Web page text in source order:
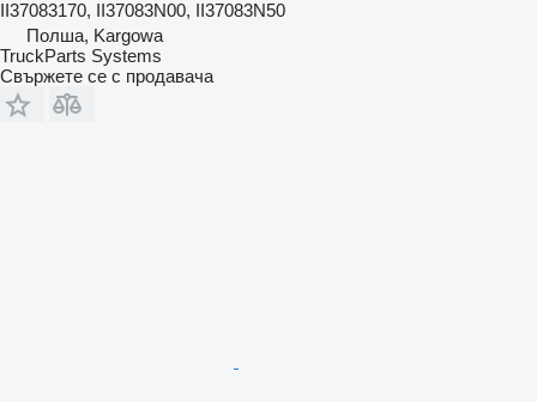
II37083170, II37083N00, II37083N50
Полша, Kargowa
TruckParts Systems
Свържете се с продавача